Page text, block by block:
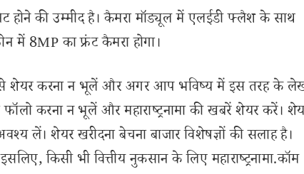
होने की उम्मीद है। कैमरा मॉड्यूल में एलईडी फ्लैश के साथ
में 8MP का फ्रंट कैमरा होगा।
शेयर करना न भूलें और अगर आप भविष्य में इस तरह के
करना न भूलें और महाराष्ट्रनामा की खबरें शेयर करें।
लें। शेयर खरीदना बेचना बाजार विशेषज्ञों की सलाह है।
किसी भी वित्तीय नुकसान के लिए महाराष्ट्रनामा.कॉम